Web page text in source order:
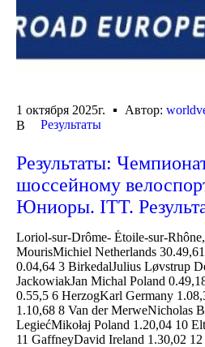
1 октября 2025г. Автор:
В
Результаты
Результаты:
шоссейному
Юниоры. ITT.
Loriol-sur-Drôme- Étoile-sur-
MourisMichiel Netherlands
0.04,64 3 BirkedalJulius Løvstrup
JackowiakJan Michal Poland
0.55,5 6 HerzogKarl Germany
1.10,68 8 Van der MerweNicholas
LegiećMikołaj Poland 1.20,04 10
11 GaffneyDavid Ireland 1.30,02